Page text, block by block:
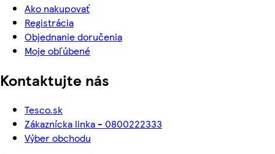
Ako nakupovať
Registrácia
Objednanie doručenia
Moje obľúbené
Kontaktujte nás
Tesco.sk
Zákaznícka linka - 0800222333
Výber obchodu